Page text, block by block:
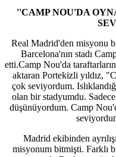
''CAMP NOU'DA
Real Madrid'den misyonu
Barcelona'nın stadı
etti.Camp Nou'da
aktaran Portekizli yıldız,
çok seviyordum.
olan bir stadyumdu.
düşünüyordum. Camp
Madrid ekibinden
misyonum bitmişti. Farklı